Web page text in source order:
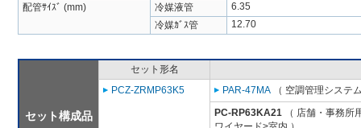
配管ｻｲｽﾞ (mm)
冷媒液管
6.35
冷媒ｶﾞｽ管
12.70
セット構成品
セット形名
PCZ-ZRMP63K5
PAR-47MA （ 空調管理システ
PC-RP63KA21 （ 店舗・事務所